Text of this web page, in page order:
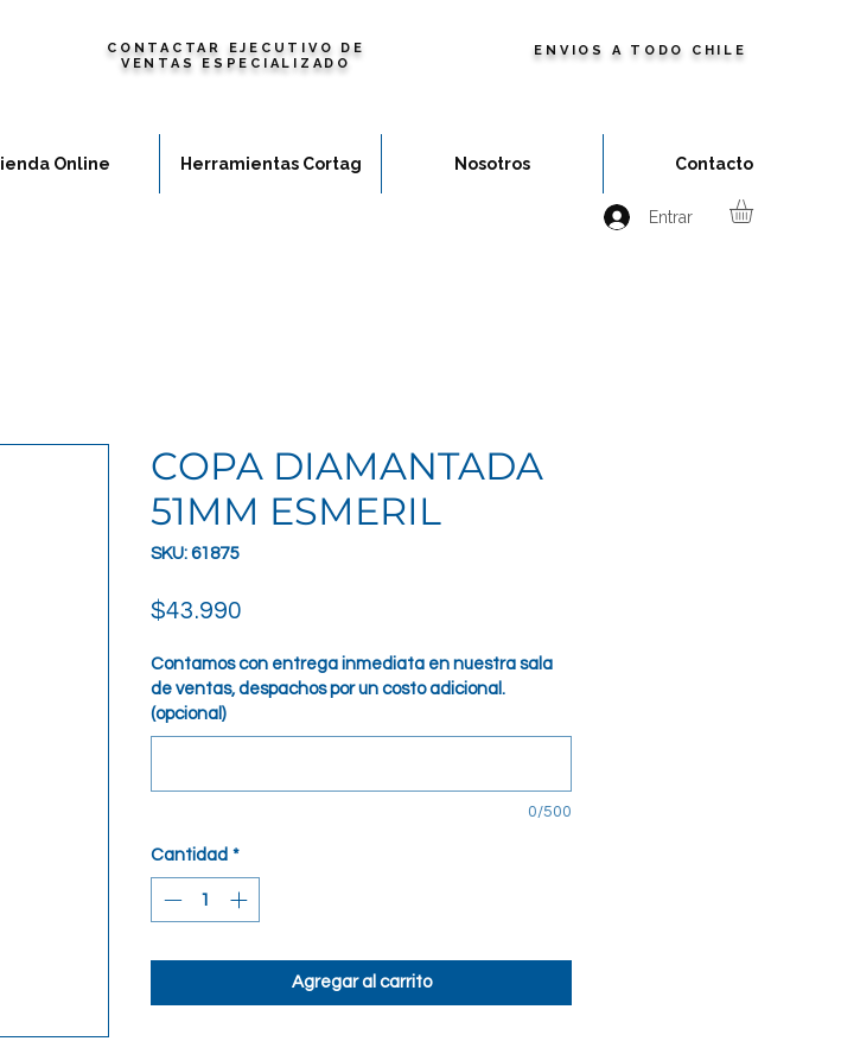
CONTACTAR EJECUTIVO DE
VENTAS ESPECIALIZADO
ENVIOS A TODO CHILE
Online Herramientas Cortag Nosotros Contacto
Entrar
COPA DIAMANTADA
51MM ESMERIL
SKU: 61875
$43.990
Contamos con entrega inmediata en nuestra sala
de ventas, despachos por un costo adicional.
(opcional)
0/500
Cantidad *
Agregar al carrito